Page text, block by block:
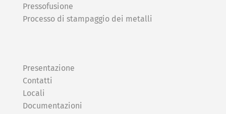
Pressofusione
Processo di stampaggio dei metalli
Presentazione
Contatti
Locali
Documentazioni